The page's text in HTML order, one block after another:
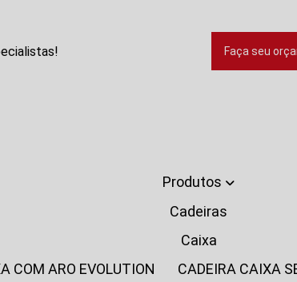
Faça seu
Produtos
Cadeiras
Caixa
COM ARO EVOLUTION
CADEIRA CAIXA